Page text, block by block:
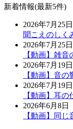
新着情報(最新5件)
2026年7月25日
聞こえのしく
2026年7月25日
【動画】雑
2026年7月19日
【動画】音
2026年7月19日
【動画】耳
2026年6月8日
【動画】同